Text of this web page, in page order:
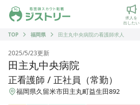
ジストリー 看護師の転職マッチング
求人を
出したい
TOP
福岡県 田主丸中央病院の看護師求人
2025/5/23更新
田主丸中央病院
正看護師 / 正社員（常勤）
福岡県久留米市田主丸町益生田892